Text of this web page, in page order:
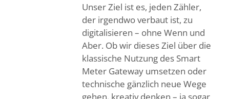
Unser Ziel ist es, jeden Zähler,
der irgendwo verbaut ist, zu
digitalisieren – ohne Wenn und
Aber. Ob wir dieses Ziel über die
klassische Nutzung des Smart
Meter Gateway umsetzen oder
technische gänzlich neue Wege
gehen, kreativ denken – ja sogar